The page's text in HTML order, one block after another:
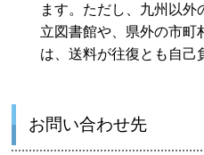
ます。ただし、九州以
立図書館や、県外の市町
は、送料が往復とも自己
お問い合わせ先